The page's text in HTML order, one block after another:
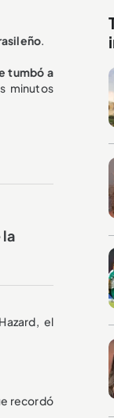
.
tumbó a
minutos
el
recordó